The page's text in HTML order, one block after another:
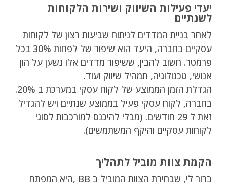
יעדי פעילות השיווק ושירות הלקוחות
לשנתיים
לאחר בניית המדדים לניתוח שביעות רצון של לקוחות
עסקיים בחברה, היעד הוא שיפור של לפחות 30% בכל
פרמטר. חשוב להבין, ששיפור מדדים אלו נשען על הון
אנושי, טכנולוגיה, תמהיל שיווק ועוד.
הגדלת הזמן הממוצע של לקוח עסקי במערכת ב 20%.
בחברה, לקוח עסקי פעיל בממוצע שנתיים ויש להגדיל
זאת ל 29 חודשים. (מבלי להיכנס למורכבות לסוגי
לקוחות עסקיים והיקף המשתמשים).
הקמת צוות מוביל לתהליך
ברור לי, שבחירת הצוות המוביל ב BB ,היא המפתח